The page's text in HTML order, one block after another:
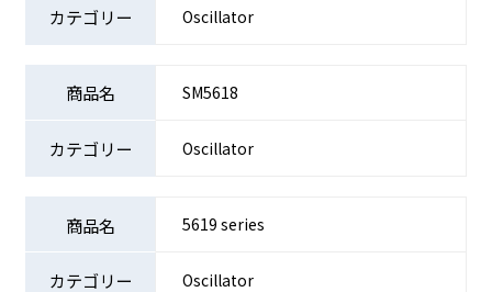
Oscillator
SM5618
Oscillator
5619 series
Oscillator